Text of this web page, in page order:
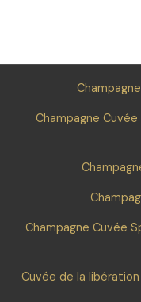
Champagne
Champagne Cuvée
Cuvée de la